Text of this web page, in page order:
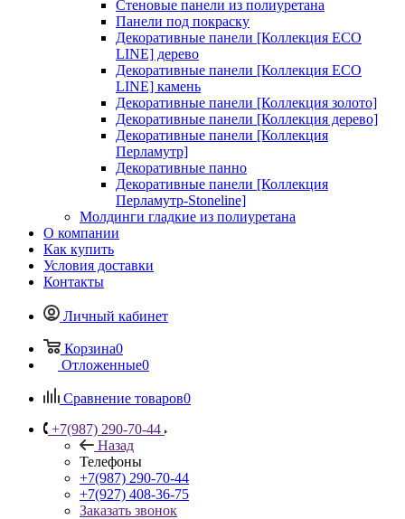
Стеновые панели из полиуретана
Панели под покраску
Декоративные панели [Коллекция ECO
LINE] дерево
Декоративные панели [Коллекция ECO
LINE] камень
Декоративные панели [Коллекция золото]
Декоративные панели [Коллекция дерево]
Декоративные панели [Коллекция
Перламутр]
Декоративные панно
Декоративные панели [Коллекция
Перламутр-Stoneline]
Молдинги гладкие из полиуретана
О компании
Как купить
Условия доставки
Контакты
Личный кабинет
Корзина0
Отложенные0
Сравнение товаров0
+7(987) 290-70-44
Назад
Телефоны
+7(987) 290-70-44
+7(927) 408-36-75
Заказать звонок